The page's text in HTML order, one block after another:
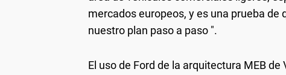
mercados europeos, y es una prueba
nuestro plan paso a paso ".
El uso de Ford de la arquitectura MEB